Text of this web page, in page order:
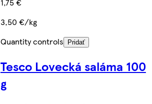
3,50 €/kg
Quantity controls
Pridať
Tesco Lovecká saláma 100
g